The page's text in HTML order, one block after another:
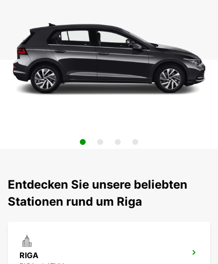
Entdecken Sie unsere beliebten
Stationen rund um Riga
RIGA